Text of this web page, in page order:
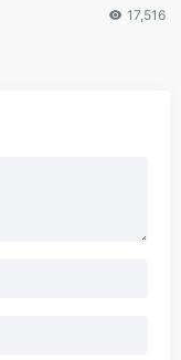
17,516